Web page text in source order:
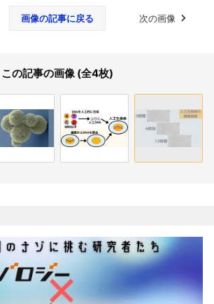
画像の記事に戻る 次の画像
この記事の画像 (全4枚)